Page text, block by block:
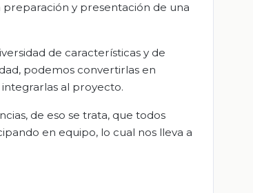
y presentación de una
de características y de
podemos convertirlas en
al proyecto.
de eso se trata, que todos
en equipo, lo cual nos lleva a